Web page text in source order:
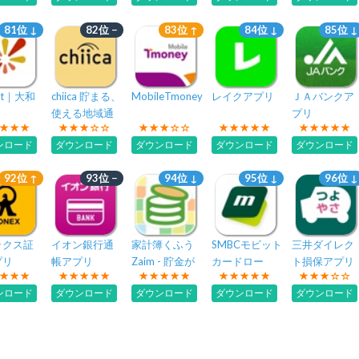
81位 ↓
大和
ロード
82位 −
chiica 貯まる、
使える地域通
貨アプリ「チ
ーカ」
ダウンロード
83位 ↑
MobileTmoney
ダウンロード
84位 ↓
レイクアプリ
ダウンロード
85位 ↓
ＪＡバンクア
プリ
ダウンロード
92位 ↑
ス証
ロード
93位 −
イオン銀行通
帳アプリ
ダウンロード
94位 ↓
家計簿くふう
Zaim - 貯金が
できる人気家
計簿（かけい
ダウンロード
95位 ↓
SMBCモビット
カードロー
ン・ローン・
キャッシング
ダウンロード
96位 ↓
三井ダイレク
ト損保アプリ
ダウンロード